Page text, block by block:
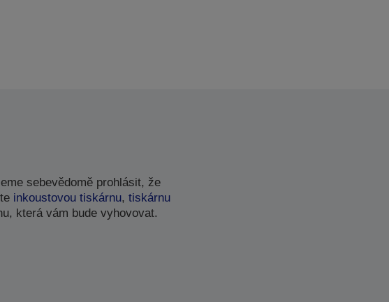
sebevědomě prohlásit, že
inkoustovou tiskárnu, tiskárnu
která vám bude vyhovovat.